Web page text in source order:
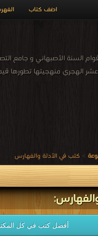
اضف كتاب
السنة الأصبهاني و جامع
الهجري منهجيتها تطورها
> كتب في الأدلة والفهارس
أفضل كتب في كل